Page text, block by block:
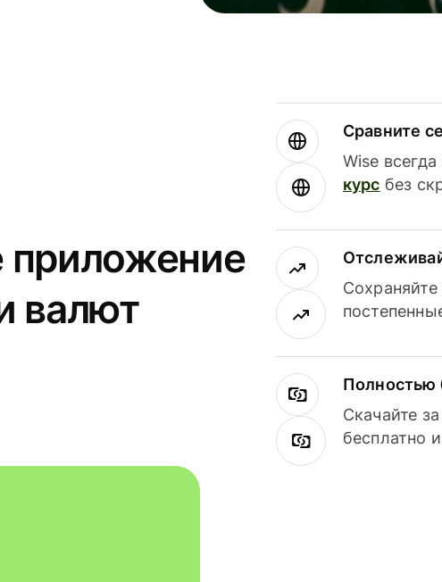
приложение
валют
Сравните
Wise
курс без
Полностью
Скачайте
бесплатно